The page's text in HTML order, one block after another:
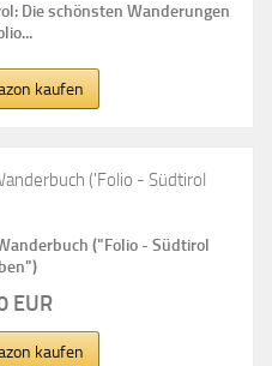
Die schönsten Wanderungen
kaufen
("Folio - Südtirol
EUR
kaufen